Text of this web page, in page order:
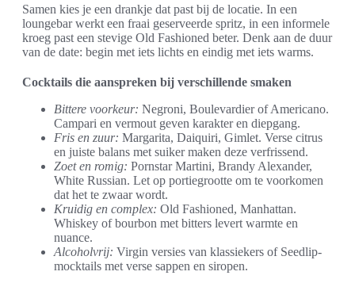
Samen kies je een drankje dat past bij de locatie. In een
loungebar werkt een fraai geserveerde spritz, in een informele
kroeg past een stevige Old Fashioned beter. Denk aan de duur
van de date: begin met iets lichts en eindig met iets warms.
Cocktails die aanspreken bij verschillende smaken
Bittere voorkeur: Negroni, Boulevardier of Americano.
Campari en vermout geven karakter en diepgang.
Fris en zuur: Margarita, Daiquiri, Gimlet. Verse citrus
en juiste balans met suiker maken deze verfrissend.
Zoet en romig: Pornstar Martini, Brandy Alexander,
White Russian. Let op portiegrootte om te voorkomen
dat het te zwaar wordt.
Kruidig en complex: Old Fashioned, Manhattan.
Whiskey of bourbon met bitters levert warmte en
nuance.
Alcoholvrij: Virgin versies van klassiekers of Seedlip-
mocktails met verse sappen en siropen.